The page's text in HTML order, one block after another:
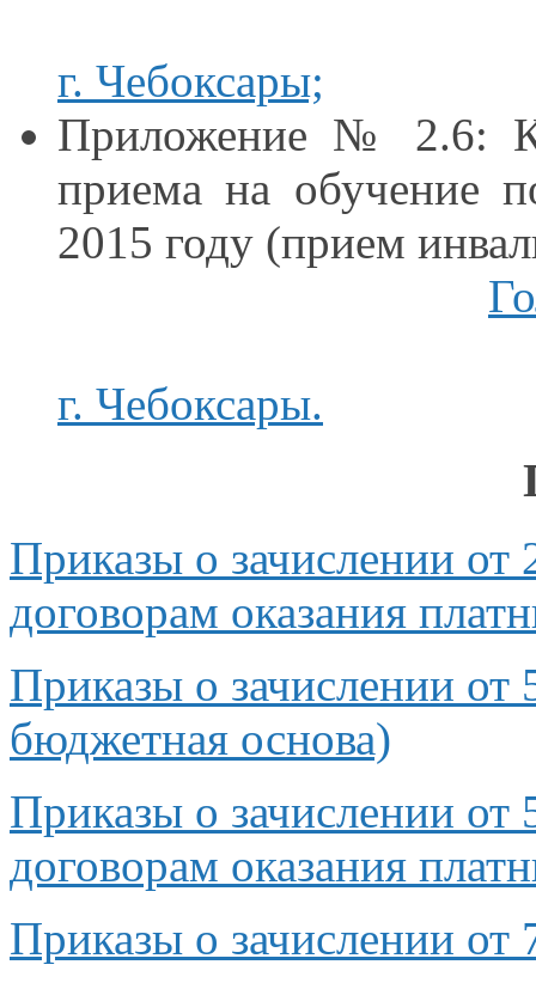
г. Чебоксары;
Приложение № 2.6:
приемана обучение
2015 году (прием
г. Чебоксары.
Приказы о зачислении от
договорам оказания
Приказы о зачислении от
бюджетная основа)
Приказы о зачислении от
договорам оказания
Приказы о зачислении от